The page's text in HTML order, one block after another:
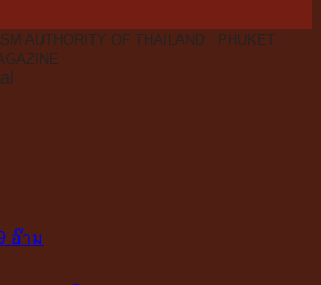
AUTHORITY OF THAILAND : PHUKET
อ๊าม